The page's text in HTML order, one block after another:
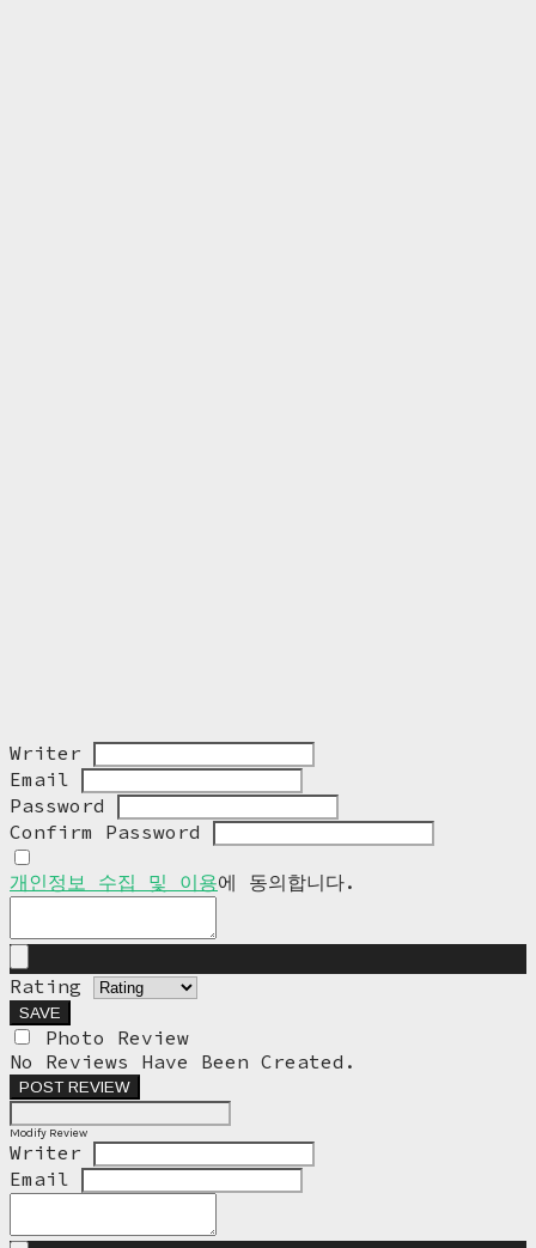
Writer
Email
Password
Confirm Password
개인정보 수집 및 이용에 동의합니다.
Rating
SAVE
Photo Review
No Reviews Have Been Created.
POST REVIEW
Modify Review
Writer
Email